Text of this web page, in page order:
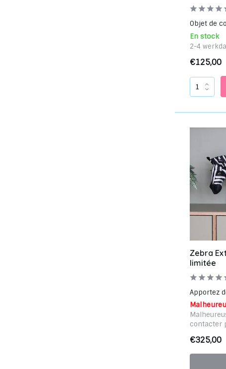
Objet de
En stock
2-4
€125,00
Zebra
limitée
Apportez
contacter
€325,00